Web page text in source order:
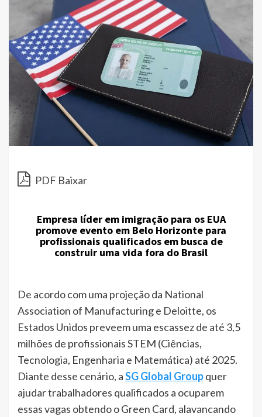
PDF Baixar
Empresa líder em imigração para os EUA
promove evento em Belo Horizonte para
profissionais qualificados em busca de
construir uma vida fora do Brasil
De acordo com uma projeção da National
Association of Manufacturing e Deloitte, os
Estados Unidos preveem uma escassez de até 3,5
milhões de profissionais STEM (Ciências,
Tecnologia, Engenharia e Matemática) até 2025.
Diante desse cenário, aSG Global Groupquer
ajudar trabalhadores qualificados a ocuparem
essas vagas obtendo o Green Card, alavancando